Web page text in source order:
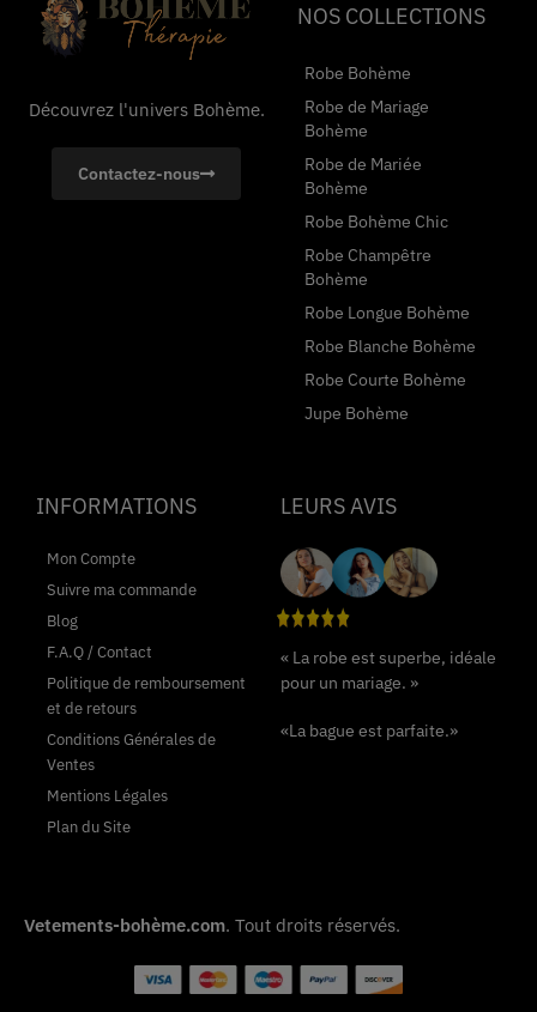
Découvrez l'univers Bohème.
Contactez-nous
NOS COLLECTIONS
Robe Bohème
Robe de Mariage
Bohème
Robe de Mariée
Bohème
Robe Bohème Chic
Robe Champêtre
Bohème
Robe Longue Bohème
Robe Blanche Bohème
Robe Courte Bohème
Jupe Bohème
INFORMATIONS
Mon Compte
Suivre ma commande
Blog
F.A.Q / Contact
Politique de remboursement
et de retours
Conditions Générales de
Ventes
Mentions Légales
Plan du Site
LEURS AVIS
« La robe est superbe, idéale
pour un mariage. »
«La bague est parfaite.»
Vetements-bohème.com. Tout droits réservés.